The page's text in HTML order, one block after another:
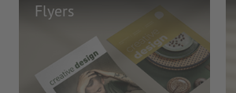
Flyers